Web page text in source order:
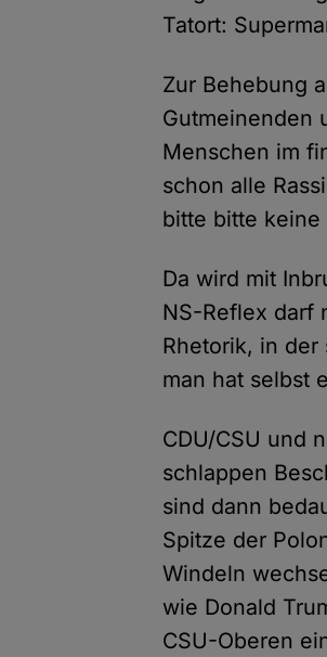
Tatort:
Zur Behebung
Gutmeinenden
Menschen im
schon alle
bitte bitte
Da wird mit
NS-Reflex darf
Rhetorik, in
man hat selbst
CDU/CSU und
schlappen
sind dann
Spitze der
Windeln
wie Donald
CSU-Oberen